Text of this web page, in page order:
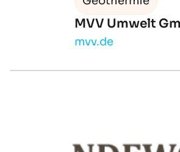
MVV Umwelt
mvv.de